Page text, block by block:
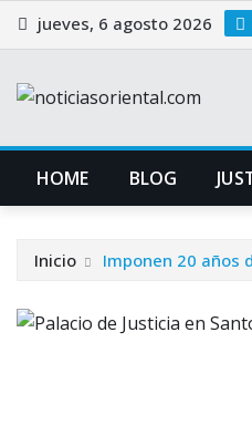
Saltar
al
jueves, 6 agosto 2026
HOME BLOG
Inicio Imponen 20 años